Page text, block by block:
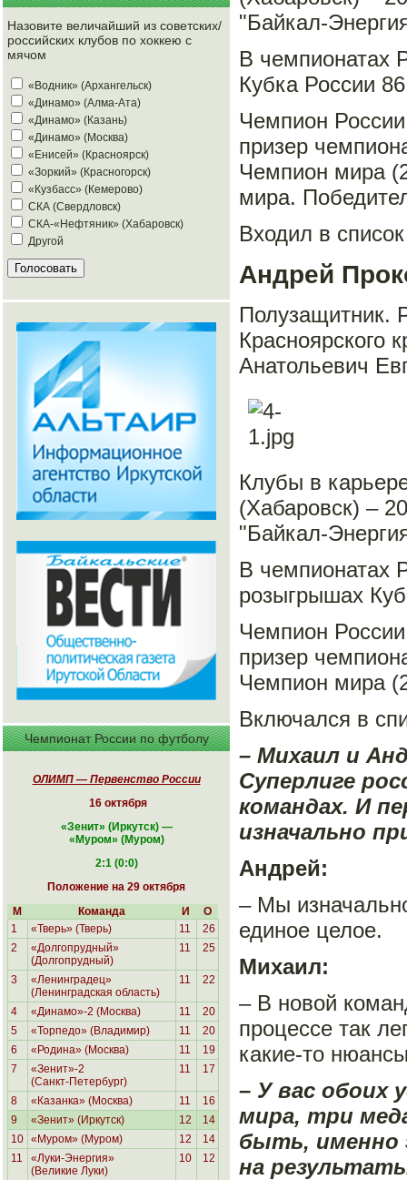
Назовите величайший из советских/
российских клубов по хоккею с
мячом
«Водник» (Архангельск)
«Динамо» (Алма-Ата)
«Динамо» (Казань)
«Динамо» (Москва)
«Енисей» (Красноярск)
«Зоркий» (Красногорск)
«Кузбасс» (Кемерово)
СКА (Свердловск)
СКА-«Нефтяник» (Хабаровск)
Другой
Чемпионат России по футболу
ОЛИМП — Первенство России
16 октября
«Зенит» (Иркутск) —
«Муром» (Муром)
2:1 (0:0)
Положение на 29 октября
М
Команда И
О
1
«Тверь» (Тверь) 11
26
2
«Долгопрудный»
(Долгопрудный)
11 25
3
«Ленинградец»
(Ленинградская область)
11 22
4 «Динамо»-2 (Москва) 11
20
5
«Торпедо» (Владимир) 11
20
6
«Родина» (Москва) 11
19
7
«Зенит»-2
(Санкт-Петербург)
11 17
8 «Казанка» (Москва) 11
16
9
«Зенит» (Иркутск) 12
14
10 «Муром» (Муром) 12
14
11
«Луки-Энергия»
(Великие Луки)
10 12
"Байкал-
В чемпионатах
Кубка России
Чемпион
призер
Чемпион мира
мира.
Входил в
Андрей
Полузащитник.
Красноярского
Анатольевич
Клубы в
(Хабаровск) –
"Байкал-
В чемпионатах
розыгрышах
Чемпион
призер
Чемпион мира
Включался в
– Михаил и
Суперлиге
командах. И
изначально
Андрей:
– Мы
единое целое.
Михаил:
– В новой
процессе так
какие-то
– У вас обоих
мира, три
быть, именно
на